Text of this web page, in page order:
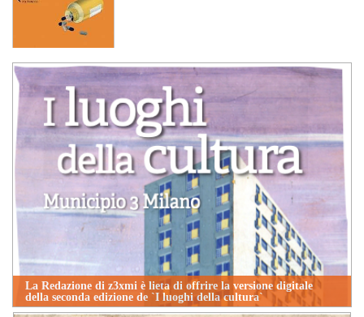
La Redazione di z3xmi è lieta di offrire la versione digitale
della seconda edizione de `I luoghi della cultura`